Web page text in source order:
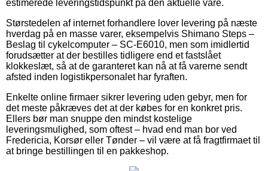
estimerede leveringstidspunkt på den aktuelle vare.
Størstedelen af internet forhandlere lover levering på næste
hverdag på en masse varer, eksempelvis Shimano Steps –
Beslag til cykelcomputer – SC-E6010, men som imidlertid
forudsætter at der bestilles tidligere end et fastslået
klokkeslæt, så at de garanteret kan nå at få varerne sendt
afsted inden logistikpersonalet har fyraften.
Enkelte online firmaer sikrer levering uden gebyr, men for
det meste påkræves det at der købes for en konkret pris.
Ellers bør man snuppe den mindst kostelige
leveringsmulighed, som oftest – hvad end man bor ved
Fredericia, Korsør eller Tønder – vil være at få fragtfirmaet til
at bringe bestillingen til en pakkeshop.